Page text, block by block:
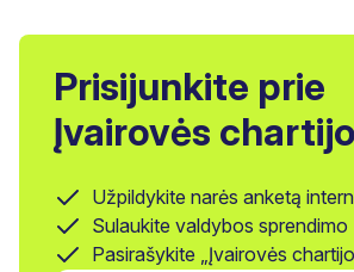
Prisijunkite prie
Įvairovės
Užpildykite narės anketą
Sulaukite valdybos sprendimo
Pasirašykite „Įvairovės